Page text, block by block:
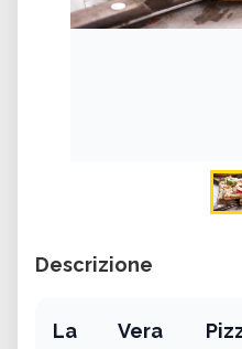
Descrizione
La Vera